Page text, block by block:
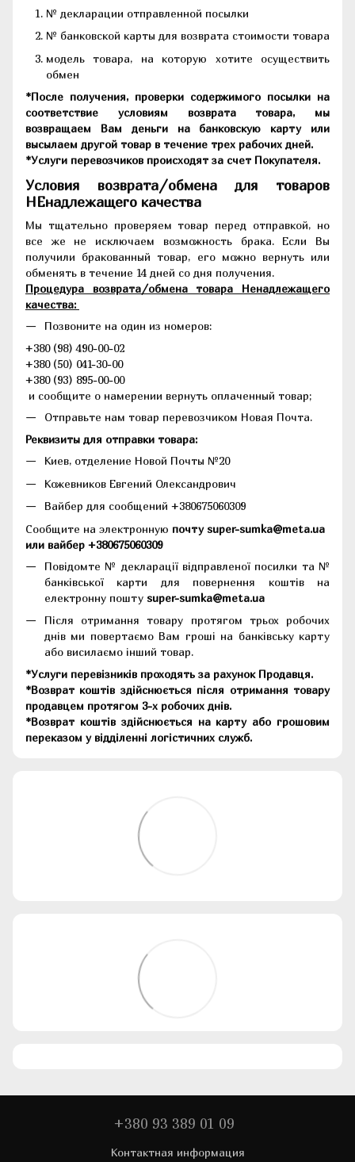
№ декларации отправленной посылки
№ банковской карты для возврата стоимости товара
модель товара, на которую хотите осуществить
обмен
*После получения, проверки содержимого посылки на
соответствие условиям возврата товара, мы
возвращаем Вам деньги на банковскую карту или
высылаем другой товар в течение трех рабочих дней.
*Услуги перевозчиков происходят за счет Покупателя.
Условия возврата/обмена для товаров
НЕнадлежащего качества
Мы тщательно проверяем товар перед отправкой, но
все же не исключаем возможность брака. Если Вы
получили бракованный товар, его можно вернуть или
обменять в течение 14 дней со дня получения.
Процедура возврата/обмена товара Ненадлежащего
качества:
Позвоните на один из номеров:
+380 (98) 490-00-02
+380 (50) 041-30-00
+380 (93) 895-00-00
и сообщите о намерении вернуть оплаченный товар;
Отправьте нам товар перевозчиком Новая Почта.
Реквизиты для отправки товара:
Киев, отделение Новой Почты №20
Кожевников Евгений Олександрович
Вайбер для сообщений +380675060309
Сообщите на электронную почту super-sumka@meta.ua
или вайбер +380675060309
Повідомте № декларації відправленої посилки та №
банківської карти для повернення коштів на
електронну пошту super-sumka@meta.ua
Після отримання товару протягом трьох робочих
днів ми повертаємо Вам гроші на банківську карту
або висилаємо інший товар.
*Услуги перевізників проходять за рахунок Продавця.
*Возврат коштів здійснюється після отримання товару
продавцем протягом 3-х робочих днів.
*Возврат коштів здійснюється на карту або грошовим
переказом у відділенні логістичних служб.
+380 93 389 01 09
Контактная информация